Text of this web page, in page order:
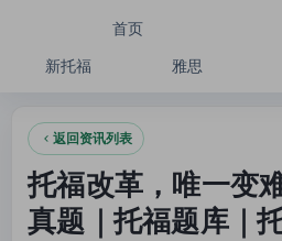
首页
新托福 雅思
返回资讯列表
托福改革，唯一变
真题｜托福题库｜